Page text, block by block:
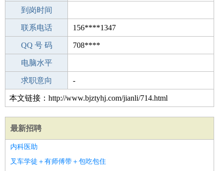
驾 照
到岗时间
期望月薪
联系电话 156****1347
手机号码 156****1347
QQ 号 码 708****
微信号码
电脑水平
外语水平
求职意向 -
本文链接：http://www.bjztyhj.com/jianli/714.html
最新招聘
内科医助
叉车学徒＋有师傅带＋包吃包住